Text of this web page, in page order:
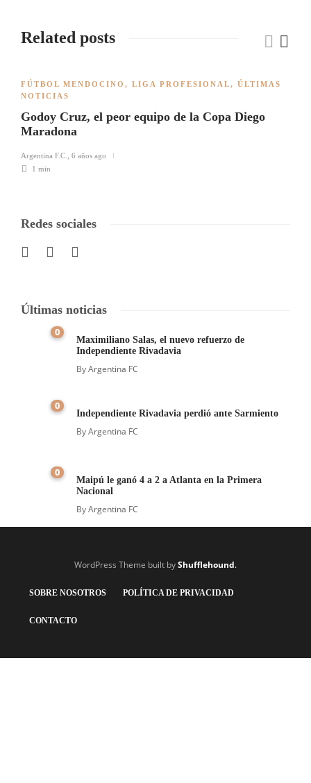
Related posts
FÚTBOL MENDOCINO , LIGA PROFESIONAL, ÚLTIMAS
NOTICIAS
Godoy Cruz, el peor equipo de la Copa Diego
Maradona
Argentina F.C.
6 años ago
1 min
Redes sociales
Últimas noticias
0
Maximiliano Salas, el nuevo refuerzo de
Independiente Rivadavia
ByArgentina FC
0
Independiente Rivadavia perdió ante Sarmiento
ByArgentina FC
0
Maipú le ganó 4 a 2 a Atlanta en la Primera
Nacional
ByArgentina FC
WordPress Theme built byShufflehound.
SOBRE NOSOTROS POLÍTICA DE PRIVACIDAD
CONTACTO